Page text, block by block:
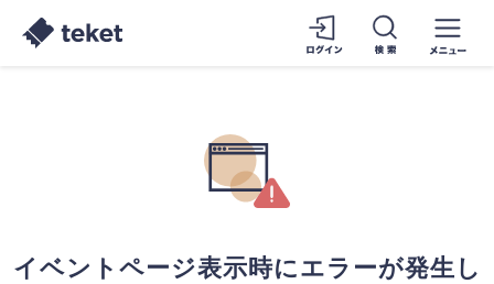
イベントページ表示時にエラーが発生し